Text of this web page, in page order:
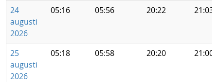
24
augusti
2026
05:16 05:56 20:22 21:03
25
augusti
2026
05:18 05:58 20:20 21:00